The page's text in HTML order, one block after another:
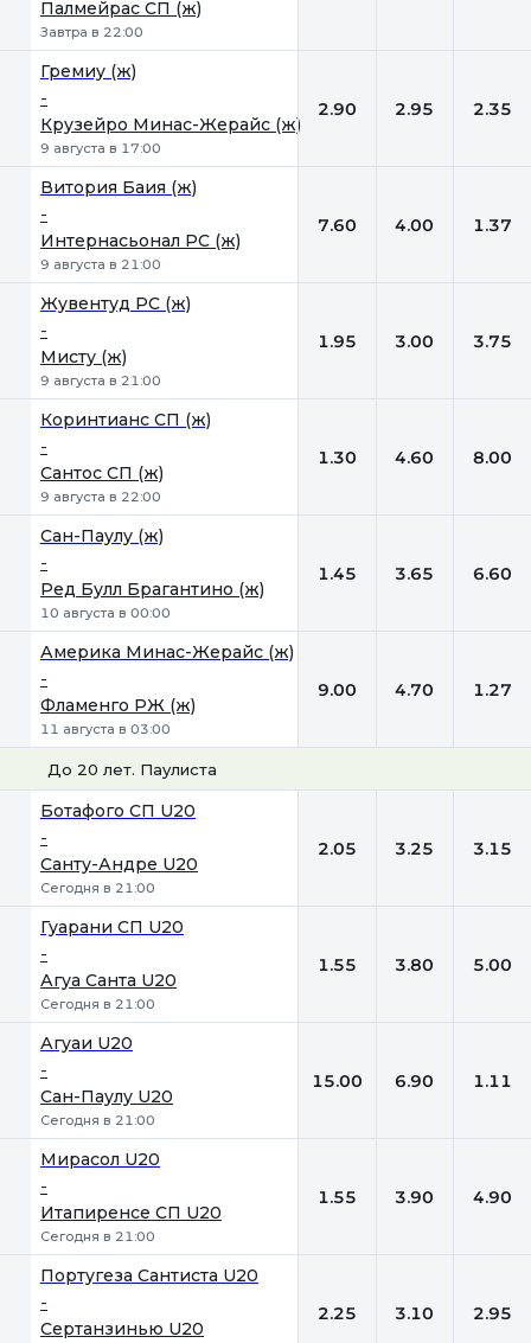
Палмейрас СП (ж)
Завтра в 22:00
Гремиу (ж)
-
Крузейро Минас-Жерайс (ж)
9 августа в 17:00
2.90 2.95 2.35
Витория Баия (ж)
-
Интернасьонал РС (ж)
9 августа в 21:00
7.60 4.00 1.37
Жувентуд РС (ж)
-
Мисту (ж)
9 августа в 21:00
1.95 3.00 3.75
Коринтианс СП (ж)
-
Сантос СП (ж)
9 августа в 22:00
1.30 4.60 8.00
Сан-Паулу (ж)
-
Ред Булл Брагантино (ж)
10 августа в 00:00
1.45 3.65 6.60
Америка Минас-Жерайс (ж)
-
Фламенго РЖ (ж)
11 августа в 03:00
9.00 4.70 1.27
До 20 лет. Паулиста
Ботафого СП U20
-
Санту-Андре U20
Сегодня в 21:00
2.05 3.25 3.15
Гуарани СП U20
-
Агуа Санта U20
Сегодня в 21:00
1.55 3.80 5.00
Агуаи U20
-
Сан-Паулу U20
Сегодня в 21:00
15.00 6.90 1.11
Мирасол U20
-
Итапиренсе СП U20
Сегодня в 21:00
1.55 3.90 4.90
Португеза Сантиста U20
-
Сертанзинью U20
2.25 3.10 2.95